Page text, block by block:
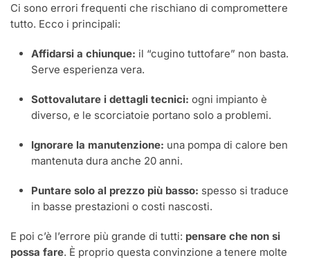
Ci sono errori frequenti che rischiano di compromettere
tutto. Ecco i principali:
Affidarsi a chiunque: il “cugino tuttofare” non basta.
Serve esperienza vera.
Sottovalutare i dettagli tecnici: ogni impianto è
diverso, e le scorciatoie portano solo a problemi.
Ignorare la manutenzione: una pompa di calore ben
mantenuta dura anche 20 anni.
Puntare solo al prezzo più basso: spesso si traduce
in basse prestazioni o costi nascosti.
E poi c’è l’errore più grande di tutti: pensare che non si
possa fare. È proprio questa convinzione a tenere molte